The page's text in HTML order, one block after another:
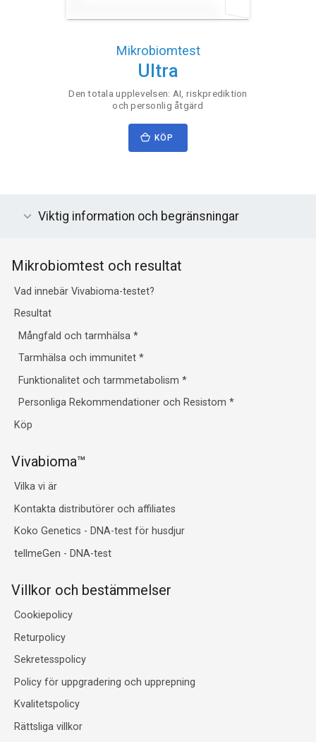
Mikrobiomtest
Ultra
Den totala upplevelsen: AI, riskprediktion
och personlig åtgärd
KÖP
Viktig information och begränsningar
Mikrobiomtest och resultat
Vad innebär Vivabioma-testet?
Resultat
Mångfald och tarmhälsa*
Tarmhälsa och immunitet*
Funktionalitet och tarmmetabolism*
Personliga Rekommendationer och Resistom*
Köp
Vivabioma™
Vilka vi är
Kontakta distributörer och affiliates
Koko Genetics - DNA-test för husdjur
tellmeGen - DNA-test
Villkor och bestämmelser
Cookiepolicy
Returpolicy
Sekretesspolicy
Policy för uppgradering och upprepning
Kvalitetspolicy
Rättsliga villkor